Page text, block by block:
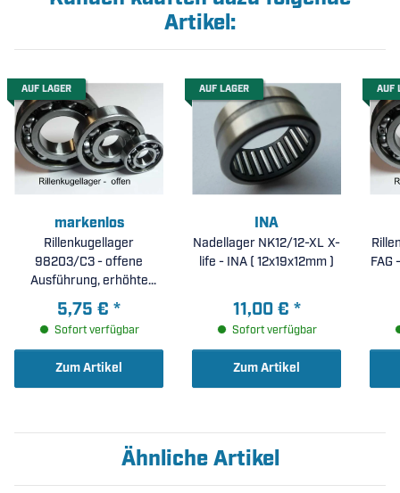
Artikel:
AUF LAGER
markenlos
Rillenkugellager
98203/C3 - offene
Ausführung, erhöhte
radiale Lagerluft C3 (
17x40x9mm )
5,75 € *
Sofort verfügbar
Zum Artikel
AUF LAGER
INA
Nadellager NK12/12-XL X-
life - INA ( 12x19x12mm )
11,00 € *
Sofort verfügbar
Zum Artikel
AUF
Ähnliche Artikel